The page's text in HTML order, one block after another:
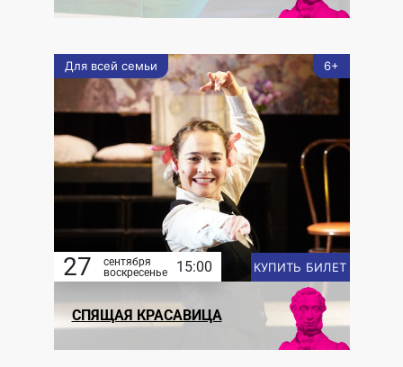
Для всей семьи 6+
27
сентября
воскресенье
15:00 КУПИТЬ БИЛЕТ
СПЯЩАЯ КРАСАВИЦА